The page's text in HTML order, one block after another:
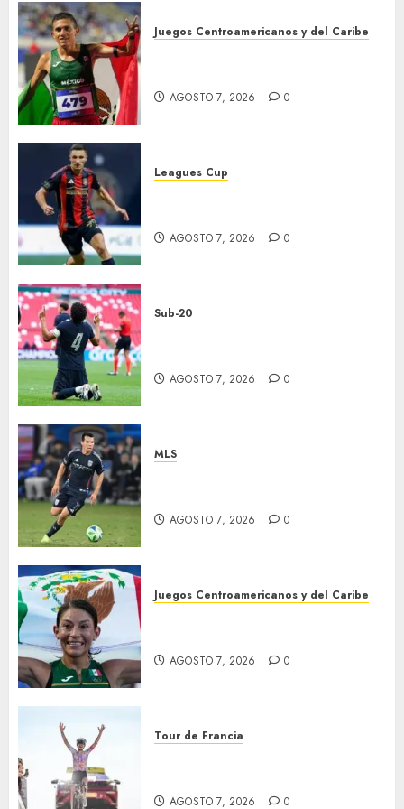
Juegos Centroamericanos y del Caribe
AGOSTO 7, 2026 0
Leagues Cup
AGOSTO 7, 2026 0
Sub-20
AGOSTO 7, 2026 0
MLS
AGOSTO 7, 2026 0
Juegos Centroamericanos y del Caribe
AGOSTO 7, 2026 0
Tour de Francia
AGOSTO 7, 2026 0